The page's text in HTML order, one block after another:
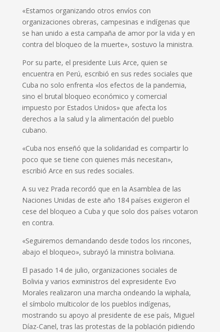
«Estamos organizando otros envíos con
organizaciones obreras, campesinas e indígenas que
se han unido a esta campaña de amor por la vida y en
contra del bloqueo de la muerte», sostuvo la ministra.
Por su parte, el presidente Luis Arce, quien se
encuentra en Perú, escribió en sus redes sociales que
Cuba no solo enfrenta «los efectos de la pandemia,
sino el brutal bloqueo económico y comercial
impuesto por Estados Unidos» que afecta los
derechos a la salud y la alimentación del pueblo
cubano.
«Cuba nos enseñó que la solidaridad es compartir lo
poco que se tiene con quienes más necesitan»,
escribió Arce en sus redes sociales.
A su vez Prada recordó que en la Asamblea de las
Naciones Unidas de este año 184 países exigieron el
cese del bloqueo a Cuba y que solo dos países votaron
en contra.
«Seguiremos demandando desde todos los rincones,
abajo el bloqueo», subrayó la ministra boliviana.
El pasado 14 de julio, organizaciones sociales de
Bolivia y varios exministros del expresidente Evo
Morales realizaron una marcha ondeando la wiphala,
el símbolo multicolor de los pueblos indígenas,
mostrando su apoyo al presidente de ese país, Miguel
Díaz-Canel, tras las protestas de la población pidiendo